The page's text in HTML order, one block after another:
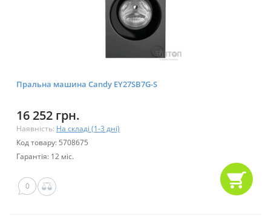
Пральна машина Candy EY27SB7G-S
16 252 грн.
Наявність: На складі (1-3 дні)
Код товару: 5708675
Гарантія: 12 міс.
0